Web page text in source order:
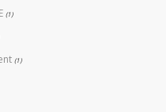
(1)
(1)